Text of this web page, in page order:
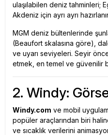
ulaşılabilen deniz tahminleri;
Akdeniz için ayrı ayrı
MGM deniz bültenlerinde
(Beaufort skalasına göre),
ve uyarı seviyeleri. Seyir
etmek, en temel ve güvenilir
2. Windy:
Windy.com ve mobil
popüler araçlarından biri
ve sıcaklık verilerini